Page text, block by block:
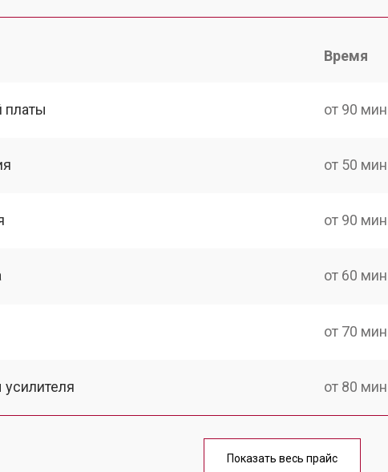
Время
платы от 90 мин
от 50 мин
от 90 мин
от 60 мин
от 70 мин
от 80 мин
от 100 мин
Показать весь прайс